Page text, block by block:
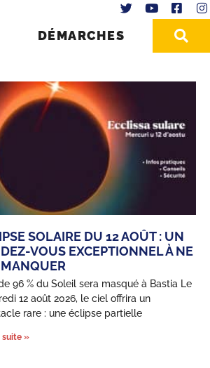
DÉMARCHES
SOLAIRE DU 12 AOÛT : UN
VOUS EXCEPTIONNEL À NE
MANQUER
96 % du Soleil sera masqué à Bastia Le
12 août 2026, le ciel offrira un
rare : une éclipse partielle
suite »